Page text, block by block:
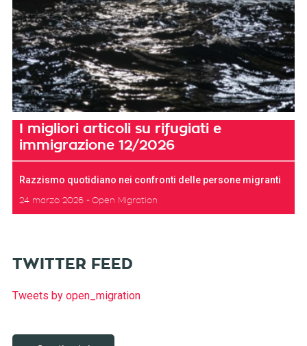
I migliori articoli su rifugiati e
immigrazione 12/2026
Razzismo quotidiano nei confronti delle persone migranti
24 marzo 2026 Open Migration
TWITTER FEED
Tweets by open_migration